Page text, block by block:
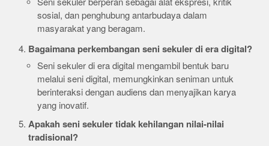
sosial, dan penghubung antarbudaya dalam
masyarakat yang beragam.
Bagaimana perkembangan seni sekuler di era digital?
Seni sekuler di era digital mengambil bentuk baru
melalui seni digital, memungkinkan seniman untuk
berinteraksi dengan audiens dan menyajikan karya
yang inovatif.
Apakah seni sekuler tidak kehilangan nilai-nilai
tradisional?